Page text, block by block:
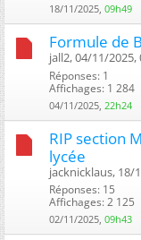
18/11/2025, 09h49
Formule de
jall2, 04/11/2025,
Réponses: 1
Affichages: 1 284
04/11/2025, 22h24
RIP section
lycée
jacknicklaus, 18/
Réponses: 15
Affichages: 2 125
02/11/2025, 09h43